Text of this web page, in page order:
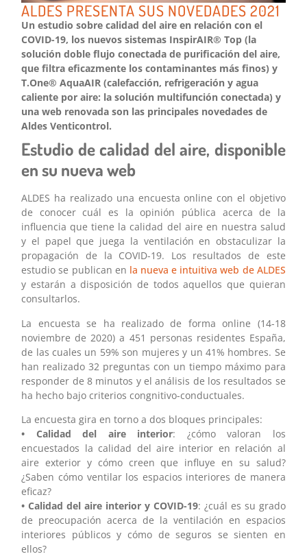
ALDES PRESENTA SUS NOVEDADES 2021
Un estudio sobre calidad del aire en relación con el
COVID-19, los nuevos sistemas InspirAIR® Top (la
solución doble flujo conectada de purificación del aire,
que filtra eficazmente los contaminantes más finos) y
T.One® AquaAIR (calefacción, refrigeración y agua
caliente por aire: la solución multifunción conectada) y
una web renovada son las principales novedades de
Aldes Venticontrol.
Estudio de calidad del aire, disponible
en su nueva web
ALDES ha realizado una encuesta online con el objetivo
de conocer cuál es la opinión pública acerca de la
influencia que tiene la calidad del aire en nuestra salud
y el papel que juega la ventilación en obstaculizar la
propagación de la COVID-19. Los resultados de este
estudio se publican en la nueva e intuitiva web de ALDES
y estarán a disposición de todos aquellos que quieran
consultarlos.
La encuesta se ha realizado de forma online (14-18
noviembre de 2020) a 451 personas residentes España,
de las cuales un 59% son mujeres y un 41% hombres. Se
han realizado 32 preguntas con un tiempo máximo para
responder de 8 minutos y el análisis de los resultados se
ha hecho bajo criterios congnitivo-conductuales.
La encuesta gira en torno a dos bloques principales:
• Calidad del aire interior: ¿cómo valoran los
encuestados la calidad del aire interior en relación al
aire exterior y cómo creen que influye en su salud?
¿Saben cómo ventilar los espacios interiores de manera
eficaz?
• Calidad del aire interior y COVID-19: ¿cuál es su grado
de preocupación acerca de la ventilación en espacios
interiores públicos y cómo de seguros se sienten en
ellos?